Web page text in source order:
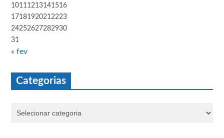
1011 1213141516
1718192021 2223
24252627282930
31
« fev
Categorias